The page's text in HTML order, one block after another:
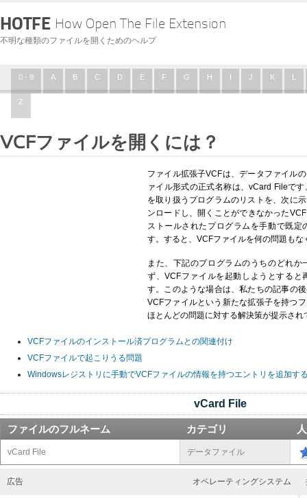
HOTFE How Open The File Extension
不明な種類のファイルを開くためのヘルプ
0 - 9 A B C D E F G H I J K L
Z
VCFファイルを開くには？
ファイル拡張子VCFは、データファイル
ァイル形式の正式名称は、vCard Fileで
を取り扱うプログラムのリストを、次に
ンロードし、開くことができなかった
ストールされたプログラムを手動で既
す。すると、VCFファイルを何の問題も
また、下記のプログラムのうちのどれ
ず、VCFファイルを起動しようとすると
す。このような場合は、私たちの記事の
VCFファイルという新たな拡張子を持つ
ほとんどの問題に対する解決策が提示され
VCFファイルのインストール済プログラムとの関連付け
VCFファイルで起こりうる問題
Windowsレジストリに手動でVCFファイルの情報を持つエントリを追加す
vCard File
ファイルのフルネーム カテゴリ
vCard File データファイル
広告 オペレーティングシステム